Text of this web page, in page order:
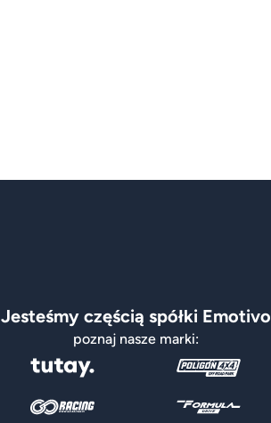
Jesteśmy częścią spółki Emotivo
poznaj nasze marki: